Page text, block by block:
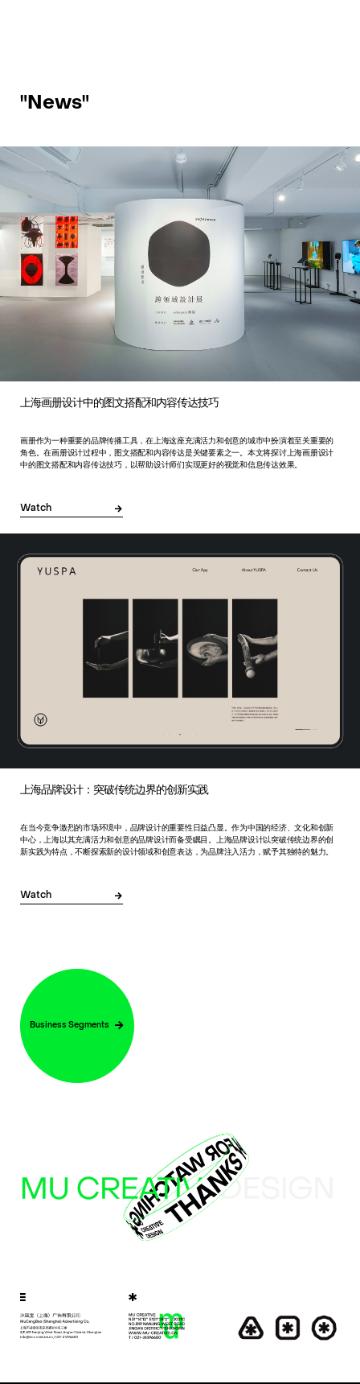
"News"
上海画册设计中的图文搭配和内容传达技巧
画册作为一种重要的品牌传播工具，在上海这座充满活力和创意的城市中扮演着至关重要的
角色。在画册设计过程中，图文搭配和内容传达是关键要素之一。本文将探讨上海画册设计
中的图文搭配和内容传达技巧，以帮助设计师们实现更好的视觉和信息传达效果。
Watch
上海品牌设计：突破传统边界的创新实践
在当今竞争激烈的市场环境中，品牌设计的重要性日益凸显。作为中国的经济、文化和创新
中心，上海以其充满活力和创意的品牌设计而备受瞩目。上海品牌设计以突破传统边界的创
新实践为特点，不断探索新的设计领域和创意表达，为品牌注入活力，赋予其独特的魅力。
Watch
Business Segments